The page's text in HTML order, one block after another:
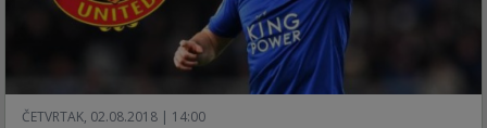
ČETVRTAK, 02.08.2018 | 14:00